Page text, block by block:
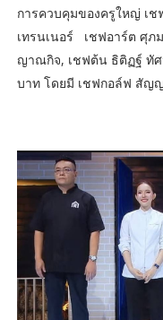
การควบคุมของครูใหญ่ เ
เทรนเนอร์ เชฟอาร์ต ศุ
ญาณกิจ, เชฟต้น ธิติฏฐ์ ทัศ
บาท โดยมี เชฟกอล์ฟ สัญ